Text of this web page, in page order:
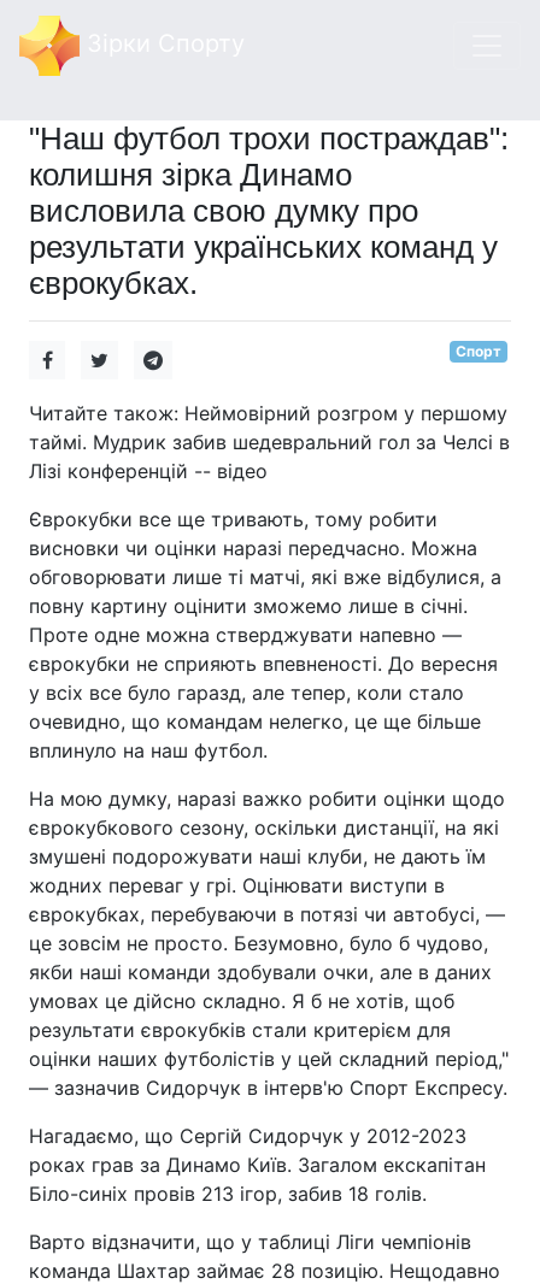
"Наш футбол трохи постраждав":
колишня зірка Динамо
висловила свою думку про
результати українських команд у
єврокубках.
Спорт
Читайте також: Неймовірний розгром у першому
таймі. Мудрик забив шедевральний гол за Челсі в
Лізі конференцій -- відео
Єврокубки все ще тривають, тому робити
висновки чи оцінки наразі передчасно. Можна
обговорювати лише ті матчі, які вже відбулися, а
повну картину оцінити зможемо лише в січні.
Проте одне можна стверджувати напевно —
єврокубки не сприяють впевненості. До вересня
у всіх все було гаразд, але тепер, коли стало
очевидно, що командам нелегко, це ще більше
вплинуло на наш футбол.
На мою думку, наразі важко робити оцінки щодо
єврокубкового сезону, оскільки дистанції, на які
змушені подорожувати наші клуби, не дають їм
жодних переваг у грі. Оцінювати виступи в
єврокубках, перебуваючи в потязі чи автобусі, —
це зовсім не просто. Безумовно, було б чудово,
якби наші команди здобували очки, але в даних
умовах це дійсно складно. Я б не хотів, щоб
результати єврокубків стали критерієм для
оцінки наших футболістів у цей складний період,"
— зазначив Сидорчук в інтерв'ю Спорт Експресу.
Нагадаємо, що Сергій Сидорчук у 2012-2023
роках грав за Динамо Київ. Загалом екскапітан
Біло-синіх провів 213 ігор, забив 18 голів.
Варто відзначити, що у таблиці Ліги чемпіонів
команда Шахтар займає 28 позицію. Нещодавно